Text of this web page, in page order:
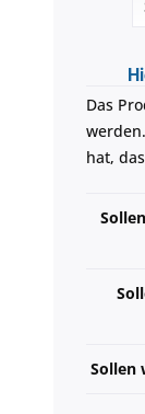
Das
hat,
Sollen